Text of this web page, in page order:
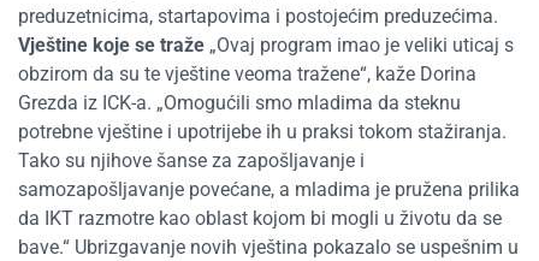
preduzetnicima, startapovima i postojećim preduzećima.
Vještine koje se traže „Ovaj program imao je veliki uticaj s
obzirom da su te vještine veoma tražene“, kaže Dorina
Grezda iz ICK-a. „Omogućili smo mladima da steknu
potrebne vještine i upotrijebe ih u praksi tokom stažiranja.
Tako su njihove šanse za zapošljavanje i
samozapošljavanje povećane, a mladima je pružena prilika
da IKT razmotre kao oblast kojom bi mogli u životu da se
bave.“ Ubrizgavanje novih vještina pokazalo se uspešnim u